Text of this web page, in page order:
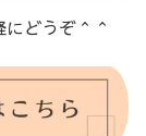
どうぞ＾＾